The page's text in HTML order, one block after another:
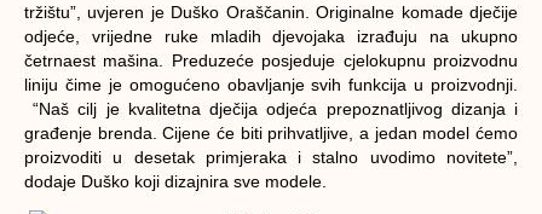
tržištu”, uvjeren je Duško Oraščanin. Originalne komade dječije
odjeće, vrijedne ruke mladih djevojaka izrađuju na ukupno
četrnaest mašina. Preduzeće posjeduje cjelokupnu proizvodnu
liniju čime je omogućeno obavljanje svih funkcija u proizvodnji.
“Naš cilj je kvalitetna dječija odjeća prepoznatljivog dizanja i
građenje brenda. Cijene će biti prihvatljive, a jedan model ćemo
proizvoditi u desetak primjeraka i stalno uvodimo novitete”,
dodaje Duško koji dizajnira sve modele.